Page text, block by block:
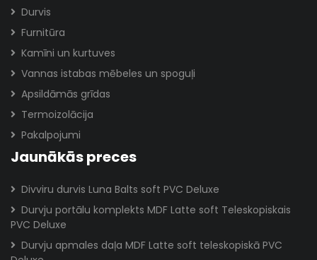
Durvis
Furnitūra
Kamīni un kurtuves
Vannas istabas mēbeles un spoguļi
Apsildāmās grīdas
Termoizolācija
Pakalpojumi
Jaunākās preces
Divviru durvis Luna Balts soft PVC Deluxe
Durvju portālu komplekts MDF Latte soft Teleskopiskais
PVC Deluxe
Durvju apmales daļa MDF Latte soft teleskopiskā PVC